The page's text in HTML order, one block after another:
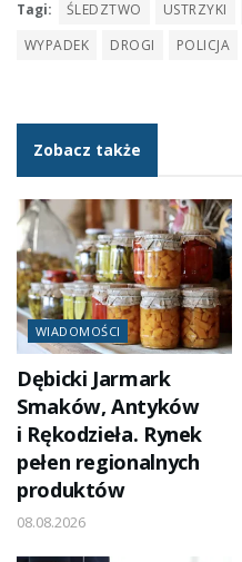
Tagi: ŚLEDZTWO USTRZYKI
WYPADEK
DROGI POLICJA
Zobacz także
WIADOMOŚCI
Dębicki Jarmark
Smaków, Antyków
i Rękodzieła. Rynek
pełen regionalnych
produktów
08.08.2026